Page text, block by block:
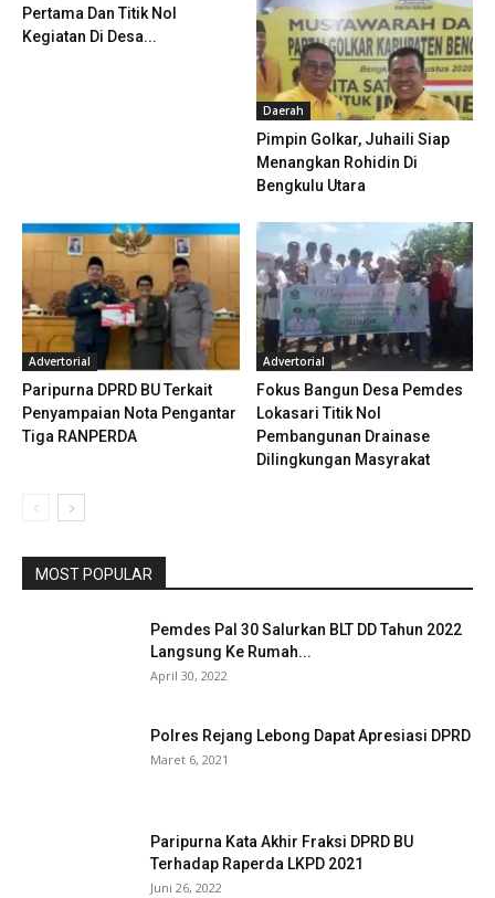
Pertama Dan Titik Nol
Kegiatan Di Desa...
Daerah
Pimpin Golkar, Juhaili Siap
Menangkan Rohidin Di
Bengkulu Utara
Advertorial
Paripurna DPRD BU Terkait
Penyampaian Nota Pengantar
Tiga RANPERDA
Advertorial
Fokus Bangun Desa Pemdes
Lokasari Titik Nol
Pembangunan Drainase
Dilingkungan Masyrakat
MOST POPULAR
Pemdes Pal 30 Salurkan BLT DD Tahun 2022
Langsung Ke Rumah...
April 30, 2022
Polres Rejang Lebong Dapat Apresiasi DPRD
Maret 6, 2021
Paripurna Kata Akhir Fraksi DPRD BU
Terhadap Raperda LKPD 2021
Juni 26, 2022